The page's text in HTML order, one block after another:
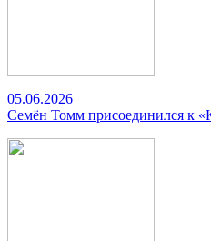
05.06.2026
Семён Томм присоединился к